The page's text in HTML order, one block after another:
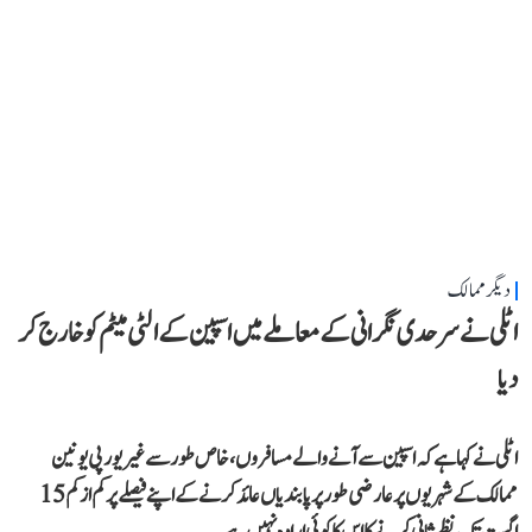
دیگر ممالک
اٹلی نے سرحدی نگرانی کے معاملے میں اسپین کے الٹی میٹم کو خارج کر
دیا
اٹلی نے کہا ہے کہ اسپین سے آنے والے مسافروں، خاص طور سے غیر یورپی یونین
ممالک کے شہریوں پر عارضی طور پر پابندیاں عائد کرنے کے اپنے فیصلے پر کم از کم 15